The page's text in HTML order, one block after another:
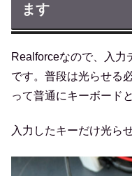
ます
Realforceなので、入力
です。普段は光らせる
って普通にキーボード
入力したキーだけ光ら